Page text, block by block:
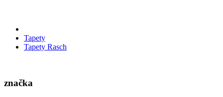
Tapety
Tapety Rasch
značka